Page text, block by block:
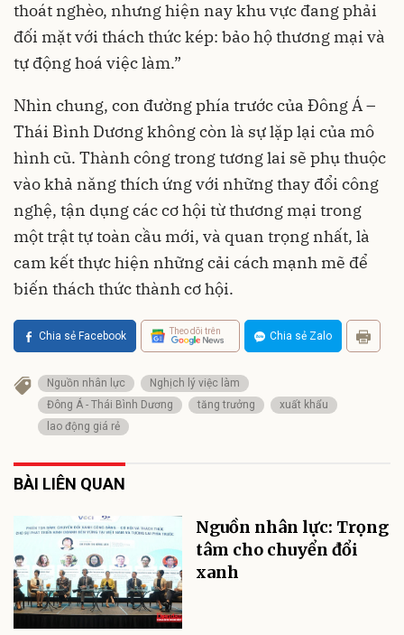
thoát nghèo, nhưng hiện nay khu vực đang phải
đối mặt với thách thức kép: bảo hộ thương mại và
tự động hoá việc làm.”
Nhìn chung, con đường phía trước của Đông Á –
Thái Bình Dương không còn là sự lặp lại của mô
hình cũ. Thành công trong tương lai sẽ phụ thuộc
vào khả năng thích ứng với những thay đổi công
nghệ, tận dụng các cơ hội từ thương mại trong
một trật tự toàn cầu mới, và quan trọng nhất, là
cam kết thực hiện những cải cách mạnh mẽ để
biến thách thức thành cơ hội.
Chia sẻ Facebook Theo dõi trên Chia sẻ Zalo
Nguồn nhân lực
Nghịch lý việc làm
Đông Á - Thái Bình Dương
tăng trưởng
xuất khẩu
lao động giá rẻ
BÀI LIÊN QUAN
Nguồn nhân lực: Trọng
tâm cho chuyển đổi
xanh